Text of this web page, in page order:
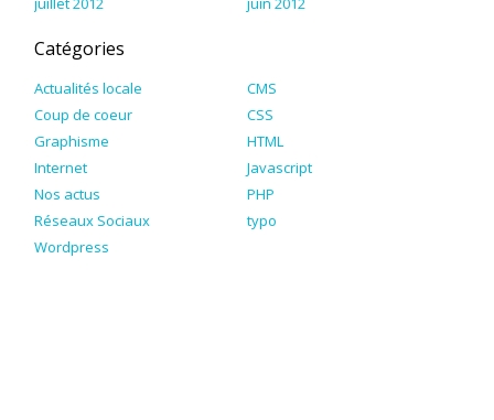
Catégories
Actualités locale
CMS
Coup de coeur
CSS
Graphisme
HTML
Internet
Javascript
Nos actus
PHP
Réseaux Sociaux
typo
Wordpress